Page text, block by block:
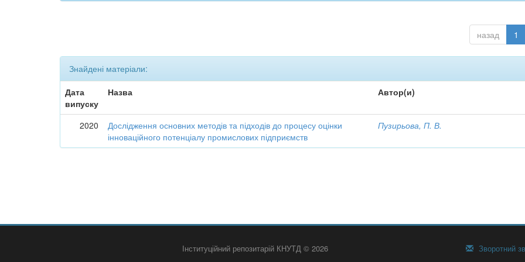
назад 1
Знайдені матеріали:
Дата
випуску
Назва Автор(и)
2020
Дослідження основних методів та підходів до процесу оцінки
інноваційного потенціалу промислових підприємств
Пузирьова, П. В.
Інституційний репозитарій КНУТД © 2026 Зворотний